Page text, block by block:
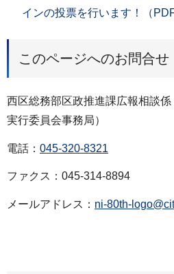
インの投票を行います！（
このページへのお問合せ
西区総務部区政推進課広報相談
実行委員会事務局）
電話： 045-320-8321
ファクス：045-314-8894
メールアドレス： ni-80th-